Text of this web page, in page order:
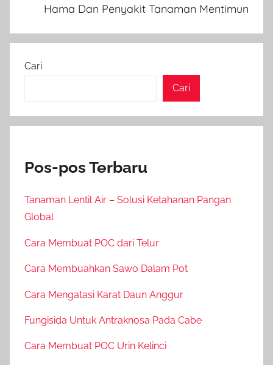
Hama Dan Penyakit Tanaman Mentimun
Cari
Cari
Pos-pos Terbaru
Tanaman Lentil Air – Solusi Ketahanan Pangan
Global
Cara Membuat POC dari Telur
Cara Membuahkan Sawo Dalam Pot
Cara Mengatasi Karat Daun Anggur
Fungisida Untuk Antraknosa Pada Cabe
Cara Membuat POC Urin Kelinci